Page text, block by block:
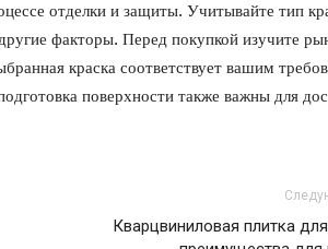
отделки и защиты. Учитывайте тип
факторы. Перед покупкой изучите
краска соответствует вашим
поверхности также важны для
Кварцвиниловая плитка